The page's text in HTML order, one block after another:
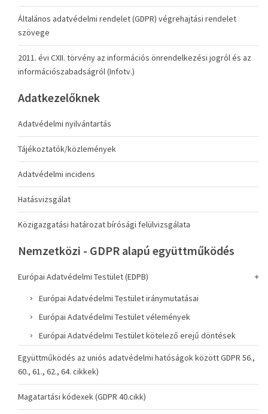
Általános adatvédelmi rendelet (GDPR) végrehajtási rendelet
szövege
2011. évi CXII. törvény az információs önrendelkezési jogról és az
információszabadságról (Infotv.)
Adatkezelőknek
Adatvédelmi nyilvántartás
Tájékoztatók/közlemények
Adatvédelmi incidens
Hatásvizsgálat
Közigazgatási határozat bírósági felülvizsgálata
Nemzetközi - GDPR alapú együttműködés
Európai Adatvédelmi Testület (EDPB)
Európai Adatvédelmi Testület iránymutatásai
Európai Adatvédelmi Testület vélemények
Európai Adatvédelmi Testület kötelező erejű döntések
Együttműködés az uniós adatvédelmi hatóságok között GDPR 56.,
60., 61., 62., 64. cikkek)
Magatartási kódexek (GDPR 40.cikk)